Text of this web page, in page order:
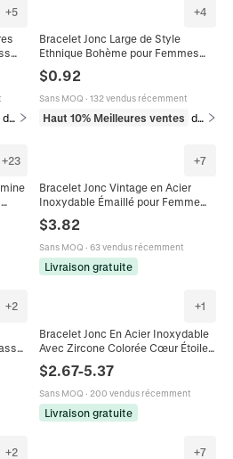
+5
dans Bracelets beaded pour homme
+4
Bracelet Jonc Large de Style
Ethnique Bohème pour Femmes
Vintage Plaqué Or Alliage Pierres
Colorées Strass Incrustés Bracelet
Ouvert Bijoux Cadeau
$0.92
Sans MOQ · 132 vendus récemment
Haut 10% Meilleures ventes dans Bracelets
+23 +7
Bracelet Jonc Vintage en Acier
Inoxydable Émaillé pour Femme
Plaqué Or 18K Peint en Couleur
Motif Géométrique Floral
$3.82
Sans MOQ · 63 vendus récemment
Livraison gratuite
+2 +1
Bracelet Jonc En Acier Inoxydable
Avec Zircone Colorée Cœur Étoile
Tendance Pour Femmes
$2.67-5.37
Sans MOQ · 200 vendus récemment
Livraison gratuite
+2 +7